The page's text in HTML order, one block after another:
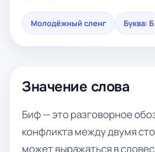
Молодёжный сленг Буква: Б
Значение слова
Биф — это разговорное
конфликта между двумя
может выражаться в